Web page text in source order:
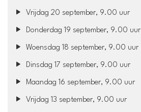
Vrijdag 20 september, 9.00 uur
Donderdag 19 september, 9.00 uur
Woensdag 18 september, 9.00 uur
Dinsdag 17 september, 9.00 uur
Maandag 16 september, 9.00 uur
Vrijdag 13 september, 9.00 uur